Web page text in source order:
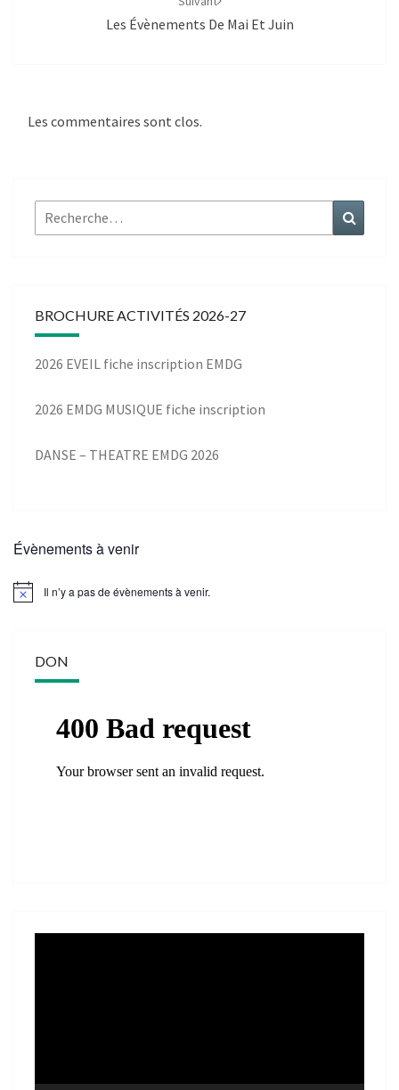
Les Évènements De Mai Et Juin
Les commentaires sont clos.
Rechercher :
BROCHURE ACTIVITÉS 2026-27
2026 EVEIL fiche inscription EMDG
2026 EMDG MUSIQUE fiche inscription
DANSE – THEATRE EMDG 2026
Évènements à venir
Il n’y a pas de évènements à venir.
DON